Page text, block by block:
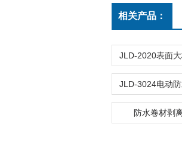
相关产品：
防水卷材剥